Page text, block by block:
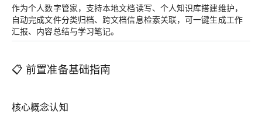
作为个人数字管家，支持本地文档读写、个人知识库搭建维护，
自动完成文件分类归档、跨文档信息检索关联，可一键生成工作
汇报、内容总结与学习笔记。
📋 前置准备基础指南
核心概念认知